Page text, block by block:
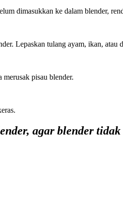
dimasukkan ke dalam blender,
Lepaskan tulang ayam, ikan, atau
pisau blender.
agar blender